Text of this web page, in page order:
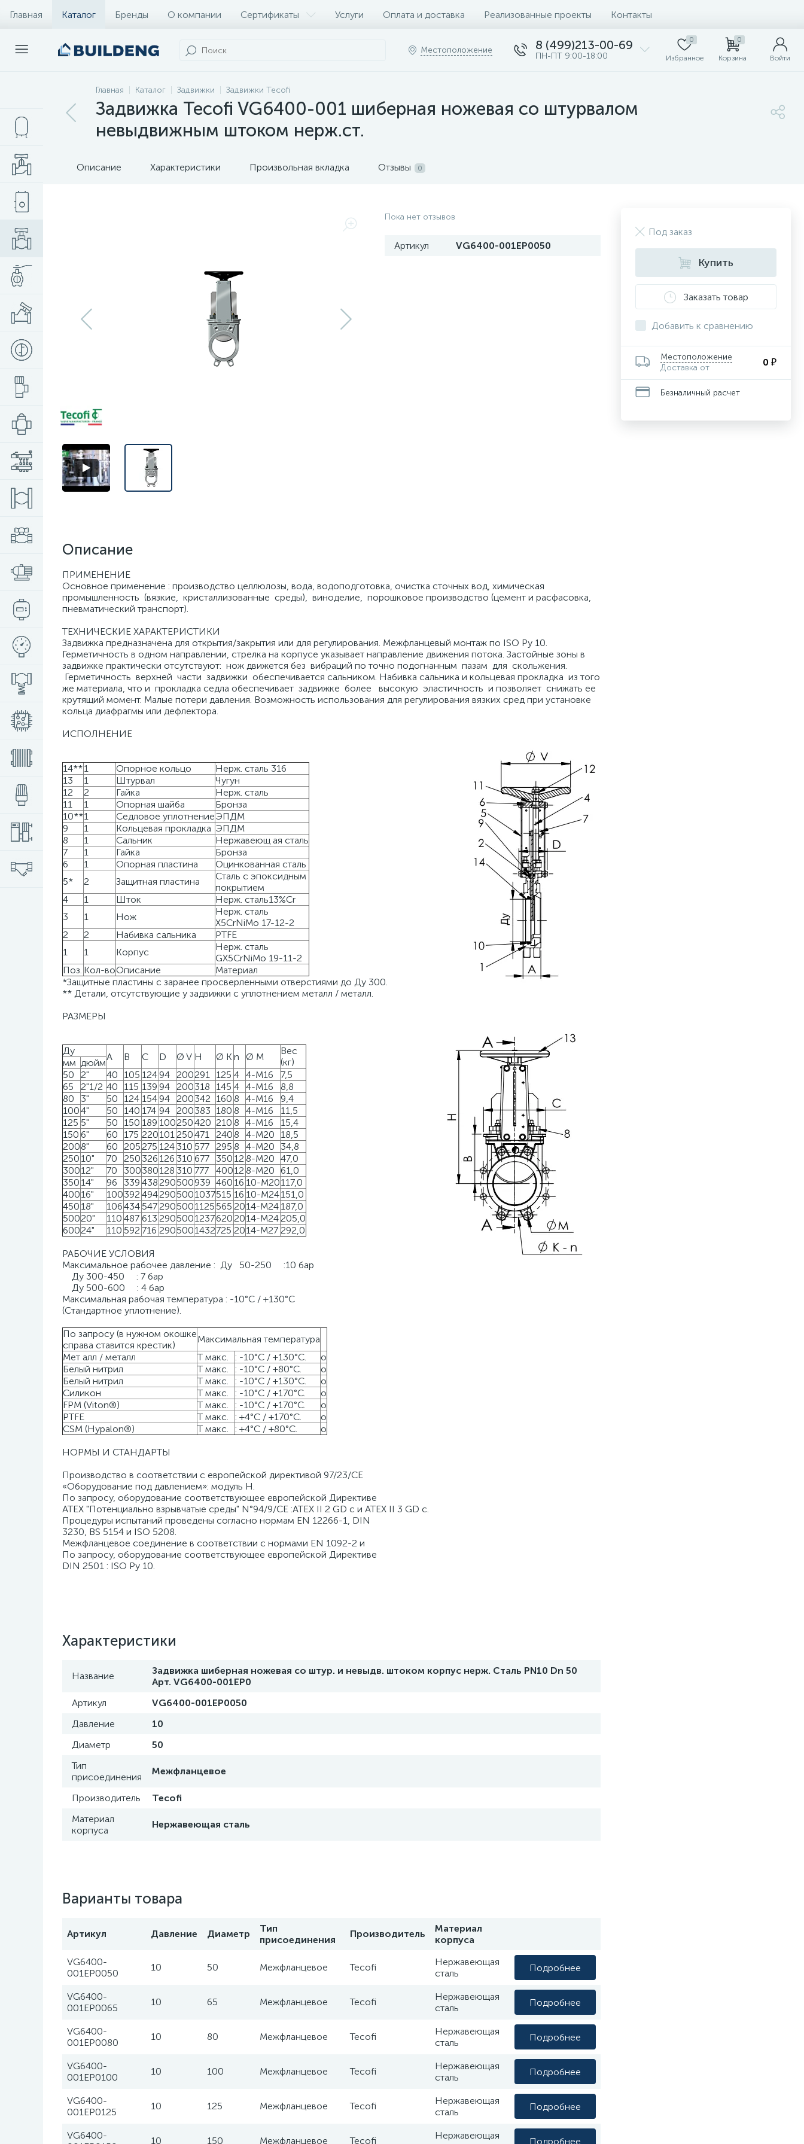
Главная Каталог Бренды О компании Сертификаты Услуги Оплата и доставка Реализованные проекты Контакты
Местоположение 8 (499)213-00-69
ПН-ПТ 9:00-18:00
0
Избранное
0
Корзина Войти
Главная Каталог Задвижки Задвижки Tecofi
Задвижка Tecofi VG6400-001 шиберная ножевая со штурвалом
невыдвижным штоком нерж.ст.
Описание Характеристики Произвольная вкладка Отзывы 0
Пока нет отзывов
Артикул VG6400-001EP0050
Описание
ПРИМЕНЕНИЕ
Основное применение : производство целлюлозы, вода, водоподготовка, очистка сточных вод, химическая
промышленность (вязкие, кристаллизованные среды), виноделие, порошковое производство (цемент и расфасовка,
пневматический транспорт).
ТЕХНИЧЕСКИЕ ХАРАКТЕРИСТИКИ
Задвижка предназначена для открытия/закрытия или для регулирования. Межфланцевый монтаж по ISO Ру 10.
Герметичность в одном направлении, стрелка на корпусе указывает направление движения потока. Застойные зоны в
задвижке практически отсутствуют: нож движется без вибраций по точно подогнанным пазам для скольжения.
Герметичность верхней части задвижки обеспечивается сальником. Набивка сальника и кольцевая прокладка из того
же материала, что и прокладка седла обеспечивает задвижке более высокую эластичность и позволяет снижать ее
крутящий момент. Малые потери давления. Возможность использования для регулирования вязких сред при установке
кольца диафрагмы или дефлектора.
ИСПОЛНЕНИЕ
14**1 Опорное кольцо
Нерж. сталь 316
13
1 Штурвал
Чугун
12
2 Гайка
Нерж. сталь
11
1 Опорная шайба
Бронза
10**1 Седловое уплотнениеЭПДМ
9
1 Кольцевая прокладка ЭПДМ
8
1 Сальник
Нержавеющ ая сталь
7
1 Гайка
Бронза
6
1 Опорная пластина
Оцинкованная сталь
5*
2 Защитная пластина
Сталь с эпоксидным
покрытием
4
1 Шток
Нерж. сталь13%Cr
3
1 Нож
Нерж. сталь
X5CrNiMo 17-12-2
2
2 Набивка сальника
PTFE
1
1 Корпус
Нерж. сталь
GX5CrNiMo 19-11-2
Поз. Кол-воОписание
Материал
*Защитные пластины с заранее просверленными отверстиями до Ду 300.
** Детали, отсутствующие у задвижки с уплотнением металл / металл.
РАЗМЕРЫ
Ду
A B C D Ø V H Ø Kn Ø M
Вес
(кг)
мм дюйм
50
2" 40 105 12494 200291 125 4 4-M16
7,5
65
2"1/2 40 115 139 94 200318 145 4 4-M16
8,8
80
3" 50 124 15494 200342 160 8 4-M16
9,4
1004" 50 140 174 94 200383 180 8 4-M16
11,5
125 5" 50 150 189 100250420 210 8 4-M16
15,4
150 6" 60 175 220101250471 240 8 4-M20
18,5
2008" 60 205275 124 310 577 295 8 4-M20
34,8
250 10" 70 250 326 126 310 677 350 12 8-M20 47,0
30012" 70 300380128 310 777 40012 8-M20 61,0
350 14" 96 339 438290500939 460 16 10-M20117,0
40016" 1003924942905001037515 16 10-M24151,0
450 18" 106434 5472905001125 565 2014-M24 187,0
50020" 110 487 613 29050012376202014-M24205,0
60024" 110 592716 2905001432725 2014-M27 292,0
РАБОЧИЕ УСЛОВИЯ
Максимальное рабочее давление : Ду 50-250 :10 бар
Ду 300-450 : 7 бар
Ду 500-600 : 4 бар
Максимальная рабочая температура : -10°C / +130°C
(Стандартное уплотнение).
По запросу (в нужном окошке
справа ставится крестик)
Максимальная температура
Мет алл / металл
T макс. : -10°C / +130°C.
o
Белый нитрил
T макс. : -10°C / +80°C.
o
Белый нитрил
T макс. : -10°C / +130°C.
o
Силикон
T макс. : -10°C / +170°C.
o
FPM (Viton®)
T макс. : -10°C / +170°C.
o
PTFE
T макс. : +4°C / +170°C.
o
CSM (Hypalon®)
T макс. : +4°C / +80°C. o
НОРМЫ И СТАНДАРТЫ
Производство в соответствии с европейской директивой 97/23/CE
«Оборудование под давлением»: модуль H.
По запросу, оборудование соответствующее европейской Директиве
ATEX "Потенциально взрывчатые среды" N°94/9/CE :ATEX II 2 GD c и ATEX II 3 GD c.
Процедуры испытаний проведены согласно нормам EN 12266-1, DIN
3230, BS 5154 и ISO 5208.
Межфланцевое соединение в соответствии с нормами EN 1092-2 и
По запросу, оборудование соответствующее европейской Директиве
DIN 2501 : ISO Ру 10.
Характеристики
Название
Задвижка шиберная ножевая со штур. и невыдв. штоком корпус нерж. Сталь PN10 Dn 50
Арт. VG6400-001EP0
Артикул
VG6400-001EP0050
Давление
10
Диаметр
50
Тип
присоединения
Межфланцевое
Производитель
Tecofi
Материал
корпуса
Нержавеющая сталь
Варианты товара
Артикул Давление Диаметр
Тип
присоединения
Производитель
Материал
корпуса
VG6400-
001EP0050
10 50 Межфланцевое Tecofi
Нержавеющая
сталь
Подробнее
VG6400-
001EP0065
10 65 Межфланцевое Tecofi
Нержавеющая
сталь
Подробнее
VG6400-
001EP0080
10 80 Межфланцевое Tecofi
Нержавеющая
сталь
Подробнее
VG6400-
001EP0100
10 100 Межфланцевое Tecofi
Нержавеющая
сталь
Подробнее
VG6400-
001EP0125
10 125 Межфланцевое Tecofi
Нержавеющая
сталь
Подробнее
VG6400-
10 150 Межфланцевое Tecofi
Нержавеющая
Подробнее
Под заказ
Купить
Заказать товар
Добавить к сравнению
Местоположение
Доставка от
0 ₽
Безналичный расчет